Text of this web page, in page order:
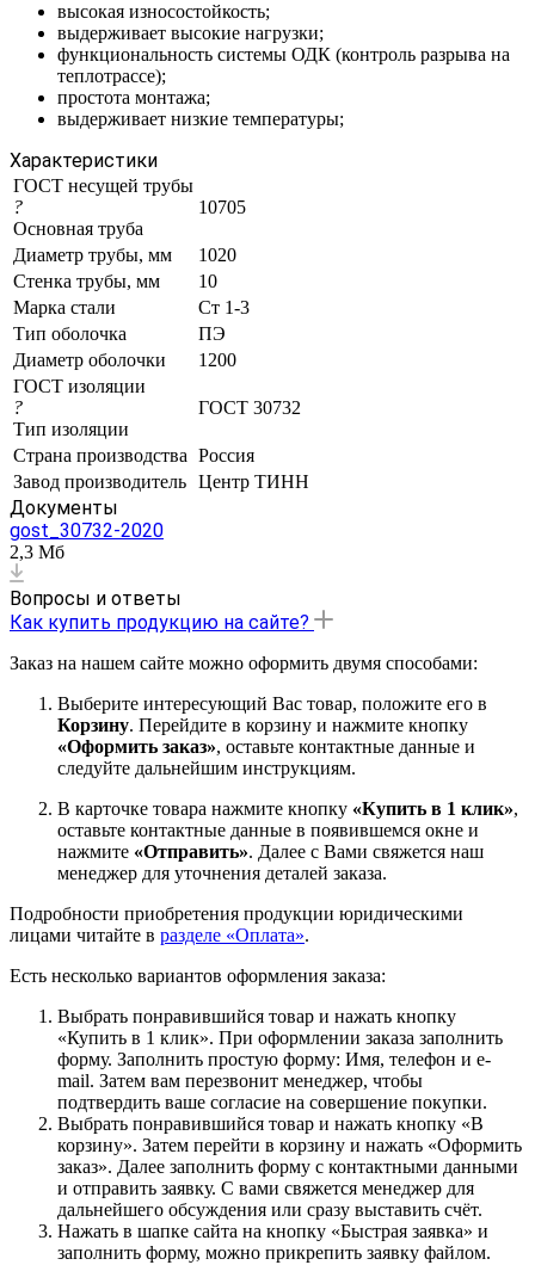
высокая износостойкость;
выдерживает высокие нагрузки;
функциональность системы ОДК (контроль разрыва на
теплотрассе);
простота монтажа;
выдерживает низкие температуры;
Характеристики
ГОСТ несущей трубы
?
Основная труба
10705
Диаметр трубы, мм
1020
Стенка трубы, мм
10
Марка стали
Ст 1-3
Тип оболочка
ПЭ
Диаметр оболочки
1200
ГОСТ изоляции
?
Тип изоляции
ГОСТ 30732
Страна производства Россия
Завод производитель Центр ТИНН
Документы
gost_30732-2020
2,3 Мб
Вопросы и ответы
Как купить продукцию на сайте?
Заказ на нашем сайте можно оформить двумя способами:
Выберите интересующий Вас товар, положите его в
Корзину. Перейдите в корзину и нажмите кнопку
«Оформить заказ», оставьте контактные данные и
следуйте дальнейшим инструкциям.
В карточке товара нажмите кнопку «Купить в 1 клик»,
оставьте контактные данные в появившемся окне и
нажмите «Отправить». Далее с Вами свяжется наш
менеджер для уточнения деталей заказа.
Подробности приобретения продукции юридическими
лицами читайте в разделе «Оплата».
Есть несколько вариантов оформления заказа:
Выбрать понравившийся товар и нажать кнопку
«Купить в 1 клик». При оформлении заказа заполнить
форму. Заполнить простую форму: Имя, телефон и e-
mail. Затем вам перезвонит менеджер, чтобы
подтвердить ваше согласие на совершение покупки.
Выбрать понравившийся товар и нажать кнопку «В
корзину». Затем перейти в корзину и нажать «Оформить
заказ». Далее заполнить форму с контактными данными
и отправить заявку. С вами свяжется менеджер для
дальнейшего обсуждения или сразу выставить счёт.
Нажать в шапке сайта на кнопку «Быстрая заявка» и
заполнить форму, можно прикрепить заявку файлом.